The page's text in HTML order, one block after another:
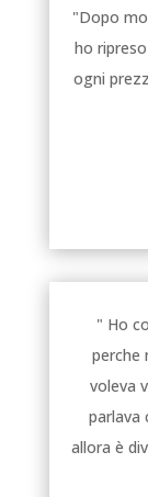
"Dopo
ho
ogni
" Ho
perche
voleva
parlava
allora è